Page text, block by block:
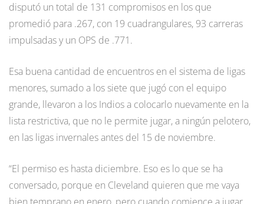
disputó un total de 131 compromisos en los que
promedió para .267, con 19 cuadrangulares, 93 carreras
impulsadas y un OPS de .771.
Esa buena cantidad de encuentros en el sistema de ligas
menores, sumado a los siete que jugó con el equipo
grande, llevaron a los Indios a colocarlo nuevamente en la
lista restrictiva, que no le permite jugar, a ningún pelotero,
en las ligas invernales antes del 15 de noviembre.
“El permiso es hasta diciembre. Eso es lo que se ha
conversado, porque en Cleveland quieren que me vaya